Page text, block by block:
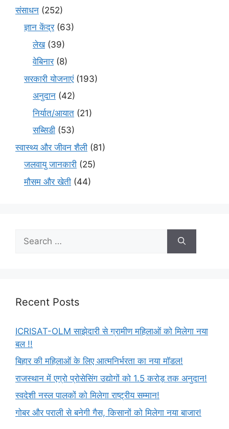
संसाधन (252)
ज्ञान केंद्र(63)
लेख(39)
वेबिनार(8)
सरकारी योजनाएं(193)
अनुदान (42)
निर्यात/आयात (21)
सब्सिडी (53)
स्वास्थ्य और जीवन शैली (81)
जलवायु जानकारी (25)
मौसम और खेती (44)
Recent Posts
ICRISAT-OLM साझेदारी से ग्रामीण महिलाओं को मिलेगा नया
बल !!
बिहार की महिलाओं के लिए आत्मनिर्भरता का नया मॉडल!
राजस्थान में एग्रो प्रोसेसिंग उद्योगों को 1.5 करोड़ तक अनुदान!
स्वदेशी नस्ल पालकों को मिलेगा राष्ट्रीय सम्मान!
गोबर और पराली से बनेगी गैस, किसानों को मिलेगा नया बाजार!